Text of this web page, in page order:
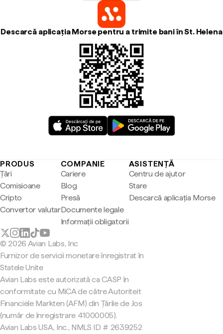
Descarcă aplicația Morse pentru a trimite bani în St. Helena
PRODUS
Țări
Comisioane
Cripto
Convertor valutar
COMPANIE
Cariere
Blog
Presă
Documente legale
Informații obligatorii
ASISTENȚĂ
Centru de ajutor
Stare
Descarcă aplicația Morse
© 2026 Avian Labs, Inc
Furnizor de servicii monetare înregistrat în
Statele Unite
Avian Labs este autorizată ca CASP în
conformitate cu MiCA de către Autoriteit
Financiële Markten (AFM) din Țările de Jos
(număr de înregistrare 41000005).
Avian Labs USA, Inc., NMLS ID # 2639252